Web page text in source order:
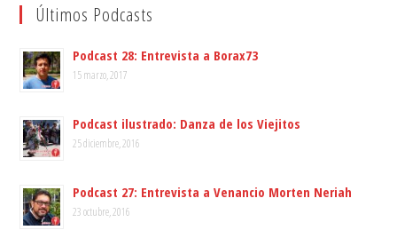
Últimos Podcasts
Podcast 28: Entrevista a Borax73
15 marzo, 2017
Podcast ilustrado: Danza de los Viejitos
25 diciembre, 2016
Podcast 27: Entrevista a Venancio Morten Neriah
23 octubre, 2016